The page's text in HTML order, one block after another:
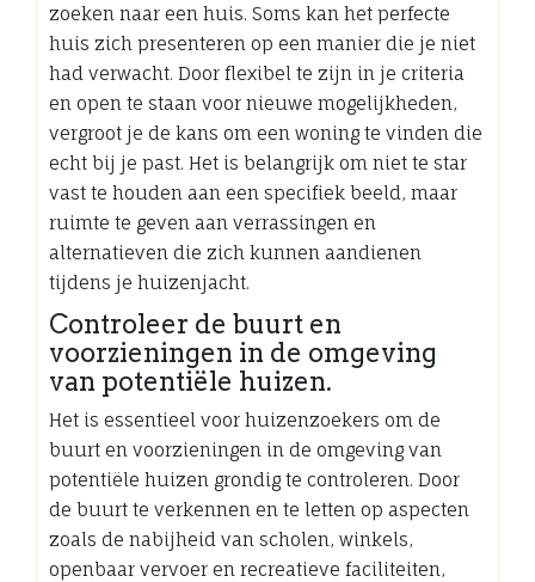
zoeken naar een huis. Soms kan het perfecte
huis zich presenteren op een manier die je niet
had verwacht. Door flexibel te zijn in je criteria
en open te staan voor nieuwe mogelijkheden,
vergroot je de kans om een woning te vinden die
echt bij je past. Het is belangrijk om niet te star
vast te houden aan een specifiek beeld, maar
ruimte te geven aan verrassingen en
alternatieven die zich kunnen aandienen
tijdens je huizenjacht.
Controleer de buurt en
voorzieningen in de omgeving
van potentiële huizen.
Het is essentieel voor huizenzoekers om de
buurt en voorzieningen in de omgeving van
potentiële huizen grondig te controleren. Door
de buurt te verkennen en te letten op aspecten
zoals de nabijheid van scholen, winkels,
openbaar vervoer en recreatieve faciliteiten,